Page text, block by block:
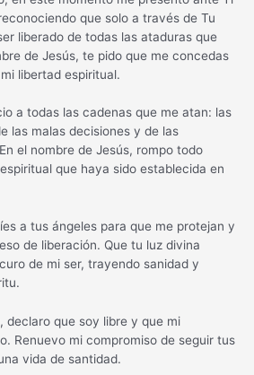
que solo a través de Tu
liberado de todas las ataduras que
de Jesús, te pido que me concedas
libertad espiritual.
a todas las cadenas que me atan: las
las malas decisiones y de las
el nombre de Jesús, rompo todo
que haya sido establecida en
a tus ángeles para que me protejan y
de liberación. Que tu luz divina
de mi ser, trayendo sanidad y
declaro que soy libre y que mi
Renuevo mi compromiso de seguir tus
vida de santidad.